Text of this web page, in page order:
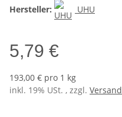
Hersteller:
UHU
5,79 €
193,00 € pro 1 kg
inkl. 19% USt. , zzgl. Versand